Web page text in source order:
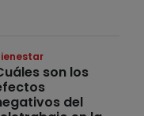
son los
del